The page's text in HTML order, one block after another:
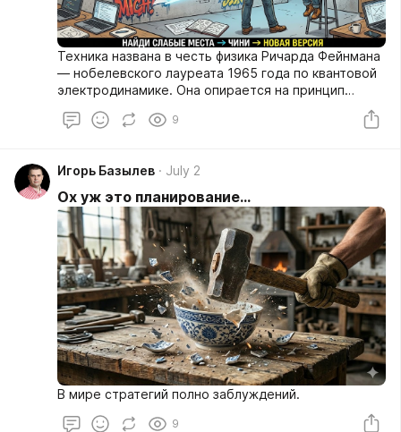
Техника названа в честь физика Ричарда Фейнмана
— нобелевского лауреата 1965 года по квантовой
электродинамике. Она опирается на принцип
"чтобы понять, нужно объяснить". О технике есть
подробные гайды, я остановлюсь на самой сути.
9
Игорь Базылев July 2
Ох уж это планирование…
В мире стратегий полно заблуждений.
9